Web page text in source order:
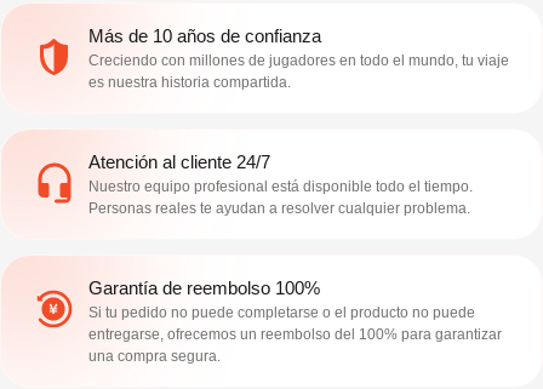
brainrot Secreto.
Más de 10 años de confianza
Creciendo con millones de jugadores en todo el mundo, tu viaje
es nuestra historia compartida.
Atención al cliente 24/7
Nuestro equipo profesional está disponible todo el tiempo.
Personas reales te ayudan a resolver cualquier problema.
Garantía de reembolso 100%
Si tu pedido no puede completarse o el producto no puede
entregarse, ofrecemos un reembolso del 100% para garantizar
una compra segura.